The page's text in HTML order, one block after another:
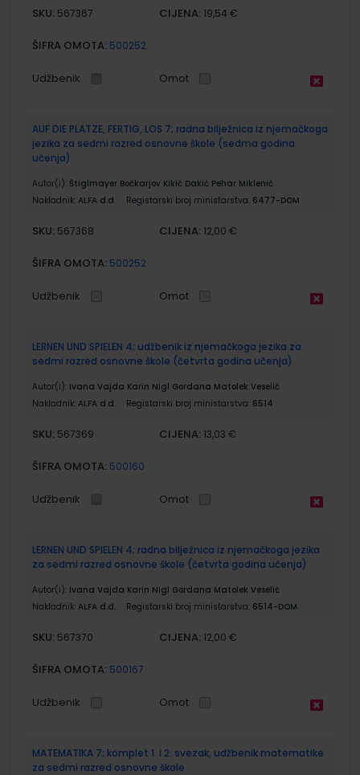
SKU: 567367 CIJENA: 19,54 €
ŠIFRA OMOTA: 500252
Udžbenik Omot
AUF DIE PLATZE, FERTIG, LOS 7; radna bilježnica iz njemačkoga
jezika za sedmi razred osnovne škole (sedma godina
učenja)
Autor(i): Štiglmayer Bočkarjov Kikić Dakić Pehar Miklenić
Nakladnik: ALFA d.d. Registarski broj ministarstva: 6477-DOM
SKU: 567368 CIJENA: 12,00 €
ŠIFRA OMOTA: 500252
Udžbenik Omot
LERNEN UND SPIELEN 4; udžbenik iz njemačkoga jezika za
sedmi razred osnovne škole (četvrta godina učenja)
Autor(i): Ivana Vajda Karin Nigl Gordana Matolek Veselić
Nakladnik: ALFA d.d. Registarski broj ministarstva: 6514
SKU: 567369 CIJENA: 13,03 €
ŠIFRA OMOTA: 500160
Udžbenik Omot
LERNEN UND SPIELEN 4; radna bilježnica iz njemačkoga jezika
za sedmi razred osnovne škole (četvrta godina učenja)
Autor(i): Ivana Vajda Karin Nigl Gordana Matolek Veselić
Nakladnik: ALFA d.d. Registarski broj ministarstva: 6514-DOM
SKU: 567370 CIJENA: 12,00 €
ŠIFRA OMOTA: 500167
Udžbenik Omot
MATEMATIKA 7; komplet 1. i 2. svezak, udžbenik matematike
za sedmi razred osnovne škole